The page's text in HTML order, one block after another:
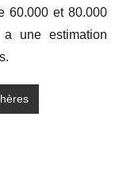
60.000 et 80.000
une estimation